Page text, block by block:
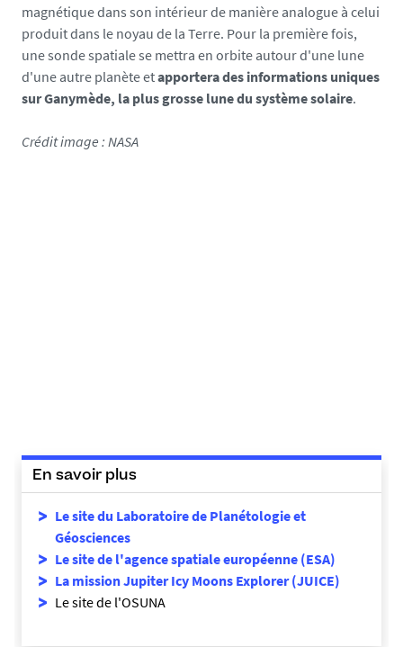
5
0
0
p
x
1
n
magnétique dans son intérieur de manière analogue à celui
produit dans le noyau de la Terre. Pour la première fois,
une sonde spatiale se mettra en orbite autour d'une lune
d'une autre planète etapportera des informations uniques
sur Ganymède, la plus grosse lune du système solaire.
Crédit image : NASA
En savoir plus
Le site du Laboratoire de Planétologie et
Géosciences
Le site de l'agence spatiale européenne (ESA)
La mission Jupiter Icy Moons Explorer (JUICE)
Le site de l'OSUNA